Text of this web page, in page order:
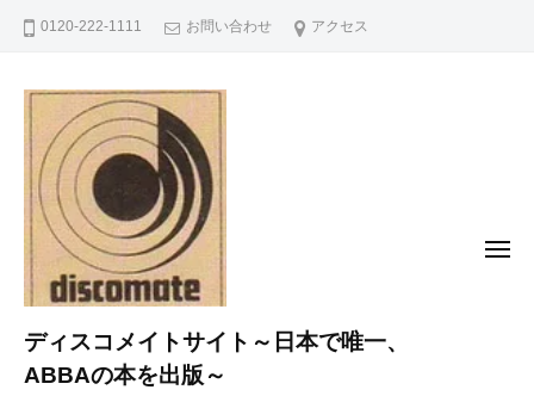
0120-222-1111 お問い合わせ アクセス
ディスコメイトサイト～日本で唯一、
ABBAの本を出版～
メ